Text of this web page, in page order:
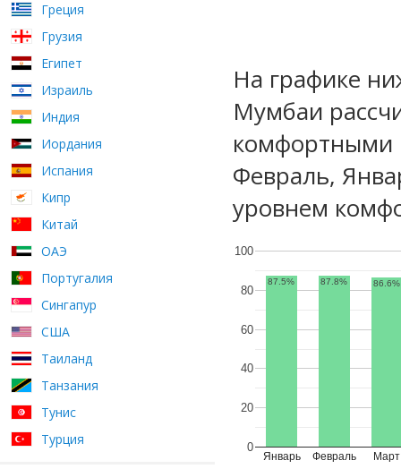
Греция
Грузия
Египет
Израиль
Индия
Иордания
Испания
Кипр
Китай
ОАЭ
Португалия
Сингапур
США
Таиланд
Танзания
Тунис
Турция
На графике
Мумбаи
комфортными
Февраль,
уровнем
Январь Февраль Март
0
20
40
60
80
100
87.5% 87.8% 86.6%